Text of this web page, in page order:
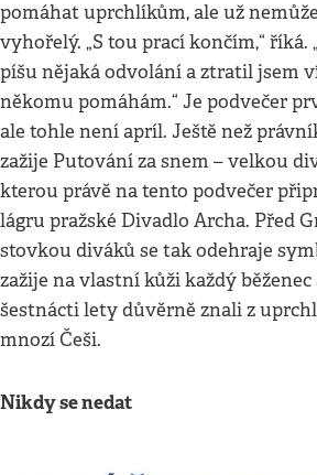
pomáhat uprchlíkům, ale už
vyhořelý. „S tou prací končím,“ říká.
píšu nějaká odvolání a ztratil jsem
někomu pomáhám.“ Je podvečer
ale tohle není apríl. Ještě než
zažije Putování za snem – velkou
kterou právě na tento podvečer
lágru pražské Divadlo Archa. Před
stovkou diváků se tak odehraje
zažije na vlastní kůži každý
šestnácti lety důvěrně znali z
mnozí Češi.
Nikdy se nedat